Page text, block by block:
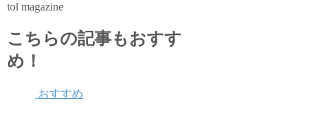
tol magazine
こちらの記事もおすす
め！
おすすめ